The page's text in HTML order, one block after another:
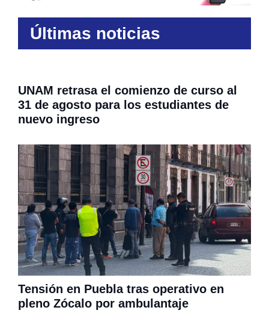
Últimas noticias
UNAM retrasa el comienzo de curso al
31 de agosto para los estudiantes de
nuevo ingreso
Tensión en Puebla tras operativo en
pleno Zócalo por ambulantaje